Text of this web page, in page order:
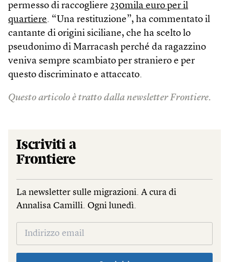
permesso di raccogliere 230mila euro per il
quartiere. “Una restituzione”, ha commentato il
cantante di origini siciliane, che ha scelto lo
pseudonimo di Marracash perché da ragazzino
veniva sempre scambiato per straniero e per
questo discriminato e attaccato.
Questo articolo è tratto dalla newsletter Frontiere.
Iscriviti a
Frontiere
La newsletter sulle migrazioni. A cura di
Annalisa Camilli. Ogni lunedì.